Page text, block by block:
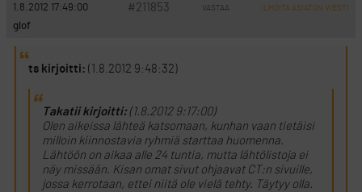
1.8.2012 17:49:00 #211853 VASTAA ILMOITA ASIATON VIESTI
glof
ts kirjoitti: (1.8.2012 9:48:32)
Takatii kirjoitti:(1.8.2012 9:17:00)
Olen aikeissa lähteä katsomaan, kunhan vaan tietäisi
milloin kiinnostavia ryhmiä starttaa huomenna.
Lähtöön on aikaa alle 24 tuntia, mutta lähtölistoja ei
näy missään. Kisan omat sivut ohjaavat CT:n sivuille,
jossa kerrotaan, ettei niitä ole vielä tehty. Täytyy olla.